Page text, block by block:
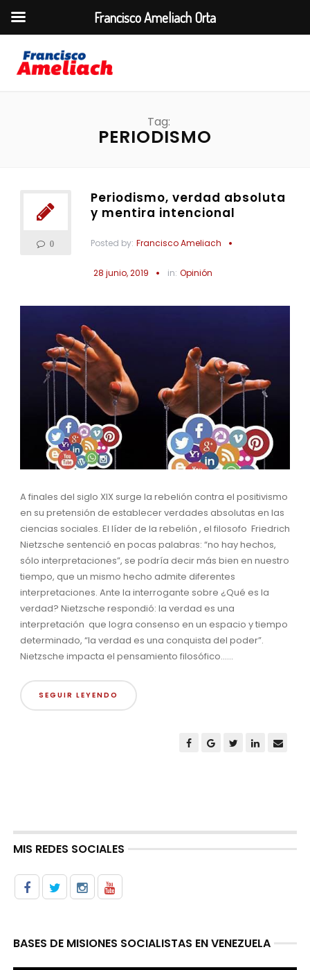
Tag:
PERIODISMO
0
Periodismo, verdad absoluta
y mentira intencional
Posted by: Francisco Ameliach
28 junio, 2019 in: Opinión
A finales del siglo XIX surge la rebelión contra el positivismo
en su pretensión de establecer verdades absolutas en las
ciencias sociales. El líder de la rebelión , el filosofo Friedrich
Nietzsche sentenció en pocas palabras: “no hay hechos,
sólo interpretaciones”, se podría decir más bien en nuestro
tiempo, que un mismo hecho admite diferentes
interpretaciones. Ante la interrogante sobre ¿Qué es la
verdad? Nietzsche respondió: la verdad es una
interpretación que logra consenso en un espacio y tiempo
determinado, “la verdad es una conquista del poder”.
Nietzsche impacta el pensamiento filosófico......
SEGUIR LEYENDO
MIS REDES SOCIALES
BASES DE MISIONES SOCIALISTAS EN VENEZUELA
Francisco Ameliach Orta